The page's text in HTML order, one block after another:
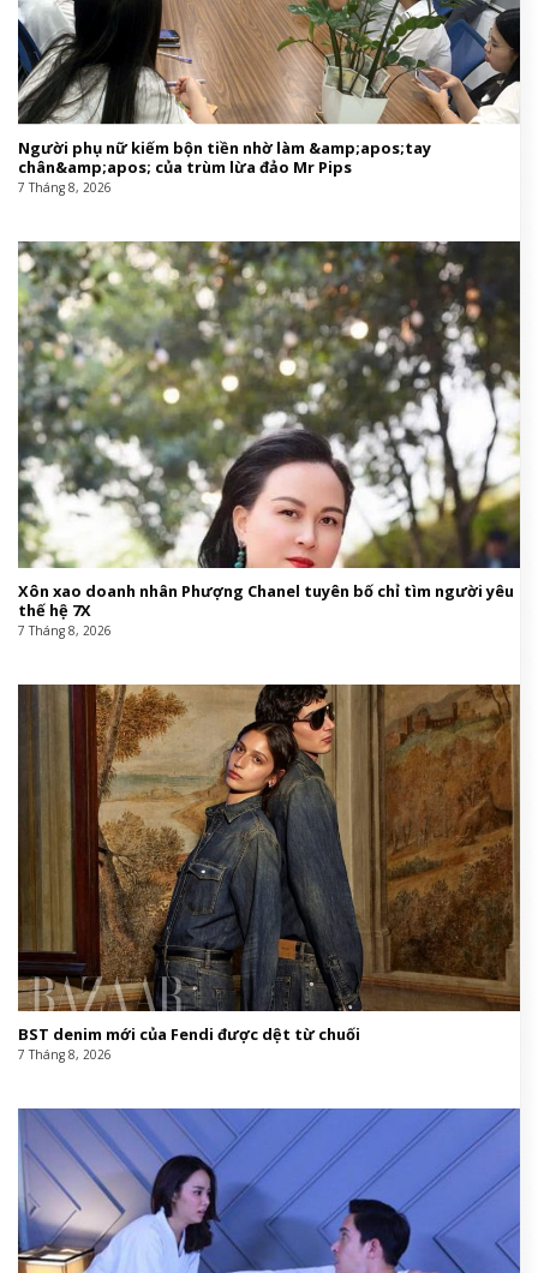
Người phụ nữ kiếm bộn tiền nhờ làm &amp;apos;tay
chân&amp;apos; của trùm lừa đảo Mr Pips
7 Tháng 8, 2026
Xôn xao doanh nhân Phượng Chanel tuyên bố chỉ tìm người yêu
thế hệ 7X
7 Tháng 8, 2026
BST denim mới của Fendi được dệt từ chuối
7 Tháng 8, 2026